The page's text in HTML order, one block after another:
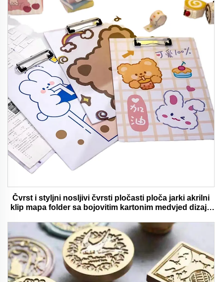
Čvrst i styljni nosljivi čvrsti pločasti ploča jarki akrilni
klip mapa folder sa bojovitim kartonim medvjed dizajn